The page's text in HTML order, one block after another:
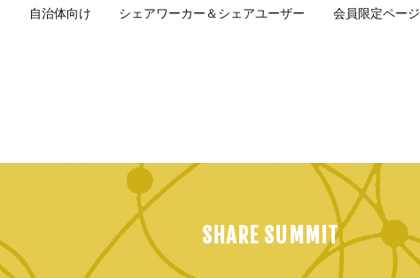
自治体向け シェアワーカー＆シェアユーザー 会員限定ページ
SHARE SUMMIT